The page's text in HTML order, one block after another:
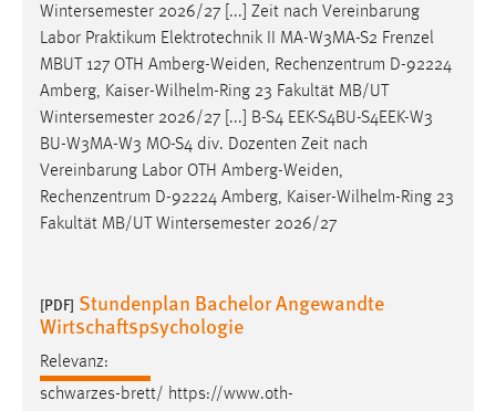
Wintersemester 2026/27 [...] Zeit nach Vereinbarung
Labor Praktikum Elektrotechnik II MA-W3MA-S2 Frenzel
MBUT 127 OTH Amberg-Weiden, Rechenzentrum D-92224
Amberg, Kaiser-Wilhelm-Ring 23 Fakultät MB/UT
Wintersemester 2026/27 [...] B-S4 EEK-S4BU-S4EEK-W3
BU-W3MA-W3 MO-S4 div. Dozenten Zeit nach
Vereinbarung Labor OTH Amberg-Weiden,
Rechenzentrum D-92224 Amberg, Kaiser-Wilhelm-Ring 23
Fakultät MB/UT Wintersemester 2026/27
[PDF] Stundenplan Bachelor Angewandte
Wirtschaftspsychologie
Relevanz:
schwarzes-brett/ https://www.oth-